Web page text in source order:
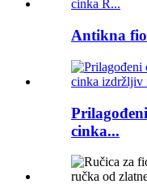
Antikna
cinka...